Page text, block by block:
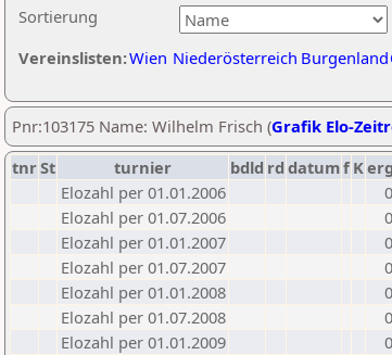
Sortierung
Vereinslisten:Wien Niederösterreich Burgenland
Pnr:103175 Name: Wilhelm Frisch (Grafik Elo-
tnrSt turnier bdld rd datumf Kerg
Elozahl per 01.01.2006
0
Elozahl per 01.07.2006
0
Elozahl per 01.01.2007
0
Elozahl per 01.07.2007
0
Elozahl per 01.01.2008
0
Elozahl per 01.07.2008
0
Elozahl per 01.01.2009
0